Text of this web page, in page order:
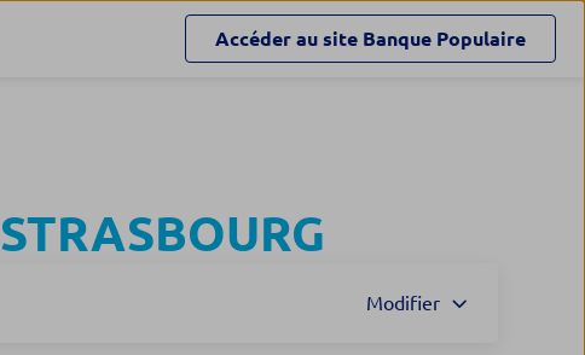
Accéder au site Banque Populaire
STRASBOURG
Modifier